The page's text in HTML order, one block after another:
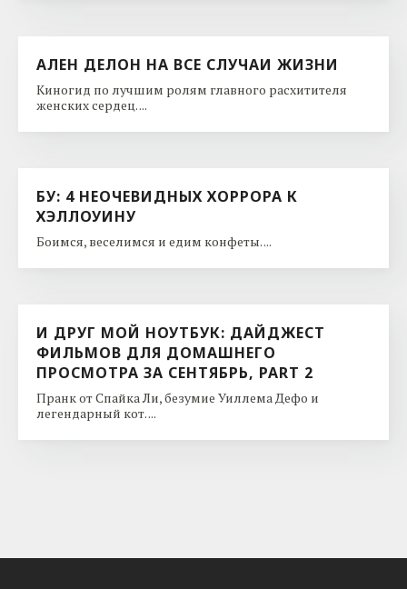
АЛЕН ДЕЛОН НА ВСЕ СЛУЧАИ ЖИЗНИ
Киногид по лучшим ролям главного расхитителя
женских сердец. ...
БУ: 4 НЕОЧЕВИДНЫХ ХОРРОРА К
ХЭЛЛОУИНУ
Боимся, веселимся и едим конфеты. ...
И ДРУГ МОЙ НОУТБУК: ДАЙДЖЕСТ
ФИЛЬМОВ ДЛЯ ДОМАШНЕГО
ПРОСМОТРА ЗА СЕНТЯБРЬ, PART 2
Пранк от Спайка Ли, безумие Уиллема Дефо и
легендарный кот. ...